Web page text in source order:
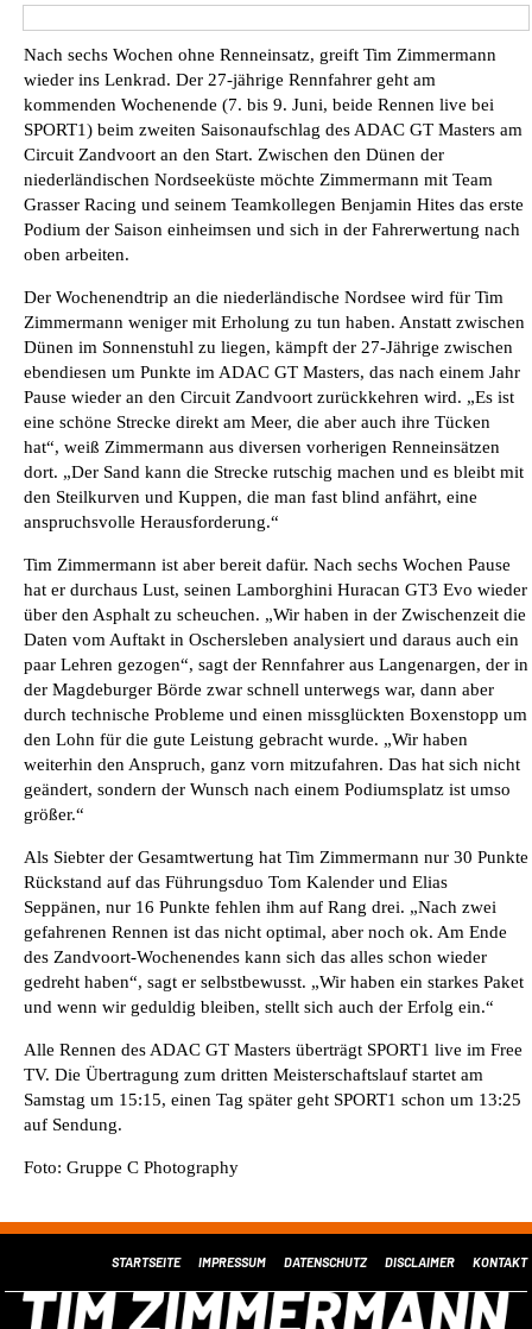
Nach sechs Wochen ohne Renneinsatz, greift Tim Zimmermann
wieder ins Lenkrad. Der 27-jährige Rennfahrer geht am
kommenden Wochenende (7. bis 9. Juni, beide Rennen live bei
SPORT1) beim zweiten Saisonaufschlag des ADAC GT Masters am
Circuit Zandvoort an den Start. Zwischen den Dünen der
niederländischen Nordseeküste möchte Zimmermann mit Team
Grasser Racing und seinem Teamkollegen Benjamin Hites das erste
Podium der Saison einheimsen und sich in der Fahrerwertung nach
oben arbeiten.
Der Wochenendtrip an die niederländische Nordsee wird für Tim
Zimmermann weniger mit Erholung zu tun haben. Anstatt zwischen
Dünen im Sonnenstuhl zu liegen, kämpft der 27-Jährige zwischen
ebendiesen um Punkte im ADAC GT Masters, das nach einem Jahr
Pause wieder an den Circuit Zandvoort zurückkehren wird. „Es ist
eine schöne Strecke direkt am Meer, die aber auch ihre Tücken
hat“, weiß Zimmermann aus diversen vorherigen Renneinsätzen
dort. „Der Sand kann die Strecke rutschig machen und es bleibt mit
den Steilkurven und Kuppen, die man fast blind anfährt, eine
anspruchsvolle Herausforderung.“
Tim Zimmermann ist aber bereit dafür. Nach sechs Wochen Pause
hat er durchaus Lust, seinen Lamborghini Huracan GT3 Evo wieder
über den Asphalt zu scheuchen. „Wir haben in der Zwischenzeit die
Daten vom Auftakt in Oschersleben analysiert und daraus auch ein
paar Lehren gezogen“, sagt der Rennfahrer aus Langenargen, der in
der Magdeburger Börde zwar schnell unterwegs war, dann aber
durch technische Probleme und einen missglückten Boxenstopp um
den Lohn für die gute Leistung gebracht wurde. „Wir haben
weiterhin den Anspruch, ganz vorn mitzufahren. Das hat sich nicht
geändert, sondern der Wunsch nach einem Podiumsplatz ist umso
größer.“
Als Siebter der Gesamtwertung hat Tim Zimmermann nur 30 Punkte
Rückstand auf das Führungsduo Tom Kalender und Elias
Seppänen, nur 16 Punkte fehlen ihm auf Rang drei. „Nach zwei
gefahrenen Rennen ist das nicht optimal, aber noch ok. Am Ende
des Zandvoort-Wochenendes kann sich das alles schon wieder
gedreht haben“, sagt er selbstbewusst. „Wir haben ein starkes Paket
und wenn wir geduldig bleiben, stellt sich auch der Erfolg ein.“
Alle Rennen des ADAC GT Masters überträgt SPORT1 live im Free
TV. Die Übertragung zum dritten Meisterschaftslauf startet am
Samstag um 15:15, einen Tag später geht SPORT1 schon um 13:25
auf Sendung.
Foto: Gruppe C Photography
KONTAKT
DISCLAIMER
DATENSCHUTZ
IMPRESSUM
STARTSEITE